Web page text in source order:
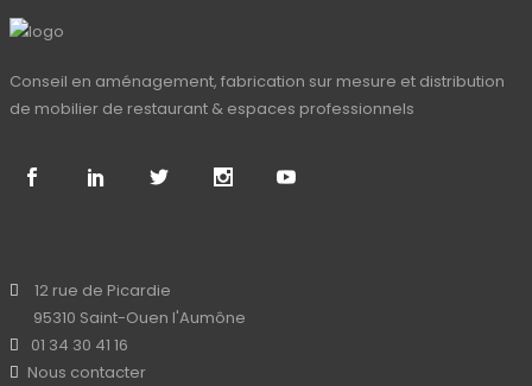
Conseil en aménagement, fabrication sur mesure et distribution
de mobilier de restaurant & espaces professionnels
12 rue de Picardie
95310 Saint-Ouen l'Aumône
01 34 30 41 16
Nous contacter